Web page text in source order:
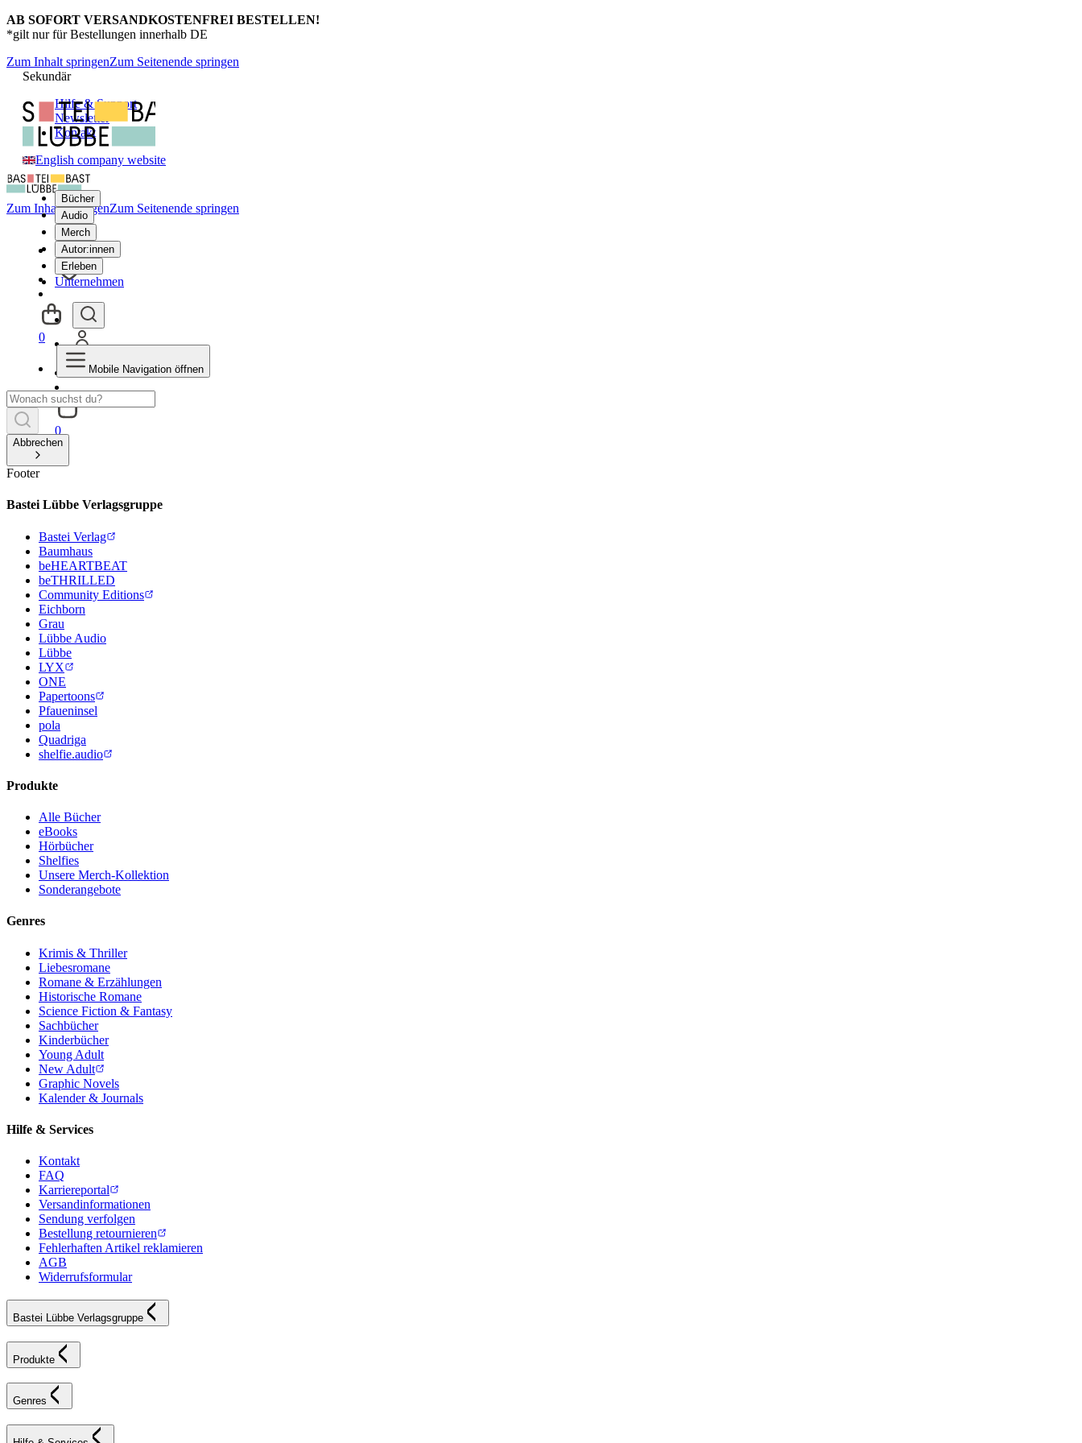
AB SOFORT VERSANDKOSTENFREI BESTELLEN!
*gilt nur für Bestellungen innerhalb DE
Zum Inhalt springenZum Seitenende springen
Sekundär
Hilfe & Support
Newsletter
Kontakt
English company website
Bücher
Audio
Merch
Autor:innen
Erleben
Unternehmen
0
Zum Inhalt springenZum Seitenende springen
0
Mobile Navigation öffnen
Abbrechen
Footer
Bastei Lübbe Verlagsgruppe
Bastei Verlag
Baumhaus
beHEARTBEAT
beTHRILLED
Community Editions
Eichborn
Grau
Lübbe Audio
Lübbe
LYX
ONE
Papertoons
Pfaueninsel
pola
Quadriga
shelfie.audio
Produkte
Alle Bücher
eBooks
Hörbücher
Shelfies
Unsere Merch-Kollektion
Sonderangebote
Genres
Krimis & Thriller
Liebesromane
Romane & Erzählungen
Historische Romane
Science Fiction & Fantasy
Sachbücher
Kinderbücher
Young Adult
New Adult
Graphic Novels
Kalender & Journals
Hilfe & Services
Kontakt
FAQ
Karriereportal
Versandinformationen
Sendung verfolgen
Bestellung retournieren
Fehlerhaften Artikel reklamieren
AGB
Widerrufsformular
Bastei Lübbe Verlagsgruppe
Produkte
Genres